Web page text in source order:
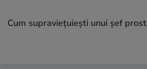
Cum supraviețuiești unui șef prost